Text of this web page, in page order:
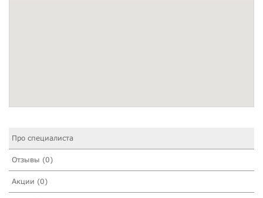
Про специалиста
Отзывы (0)
Акции (0)